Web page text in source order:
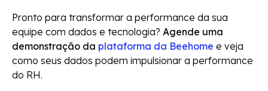
Pronto para transformar a performance da sua
equipe com dados e tecnologia? Agende uma
demonstração da plataforma da Beehome e veja
como seus dados podem impulsionar a performance
do RH.